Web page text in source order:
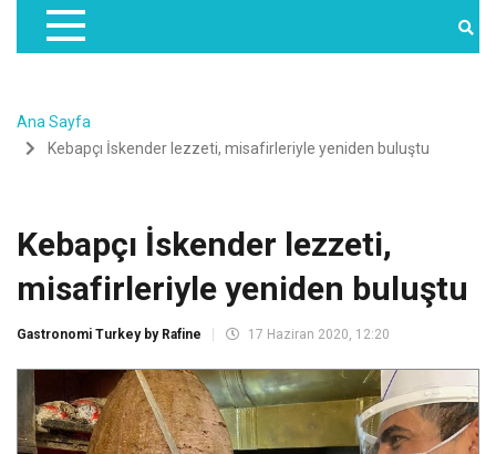
Ana Sayfa
Kebapçı İskender lezzeti, misafirleriyle yeniden buluştu
Kebapçı İskender lezzeti,
misafirleriyle yeniden buluştu
Gastronomi Turkey by Rafine 17 Haziran 2020, 12:20